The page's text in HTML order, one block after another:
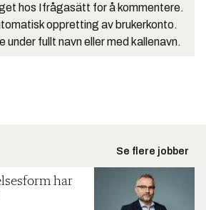
hos Ifrågasätt for å kommentere.
oppretting av brukerkonto.
under fullt navn eller med kallenavn.
Se flere jobber
har